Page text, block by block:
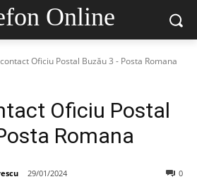
Online
Oficiu Postal Buzău 3 - Posta Romana
Oficiu Postal
Romana
29/01/2024 0